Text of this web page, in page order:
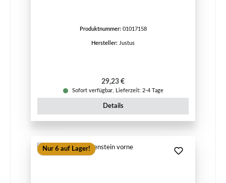
Produktnummer: 01017158
Hersteller: Justus
Regulärer Preis:
29,23 €
Sofort verfügbar, Lieferzeit: 2-4 Tage
Details
Nur 6 auf Lager!